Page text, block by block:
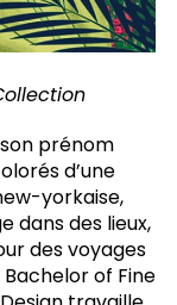
prénom
d’une
yorkaise,
dans des lieux,
des voyages
of Fine